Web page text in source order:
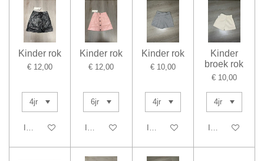
Kinder rok
€ 12,00
In winkelwagen
Kinder rok
€ 12,00
In winkelwagen
Kinder rok
€ 10,00
In winkelwagen
Kinder
broek rok
€ 10,00
In winkelwagen